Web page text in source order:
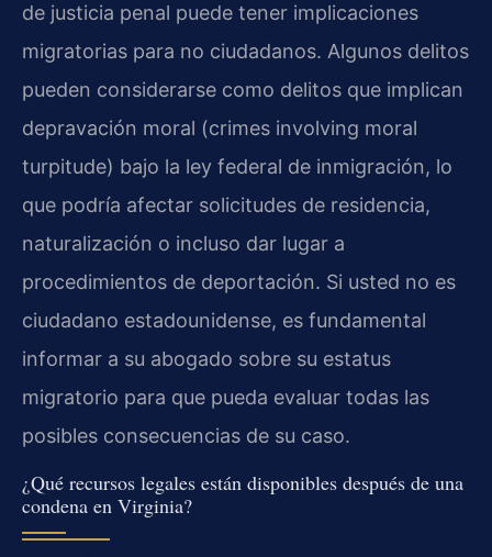
de justicia penal puede tener implicaciones
migratorias para no ciudadanos. Algunos delitos
pueden considerarse como delitos que implican
depravación moral (crimes involving moral
turpitude) bajo la ley federal de inmigración, lo
que podría afectar solicitudes de residencia,
naturalización o incluso dar lugar a
procedimientos de deportación. Si usted no es
ciudadano estadounidense, es fundamental
informar a su abogado sobre su estatus
migratorio para que pueda evaluar todas las
posibles consecuencias de su caso.
¿Qué recursos legales están disponibles después de una
condena en Virginia?